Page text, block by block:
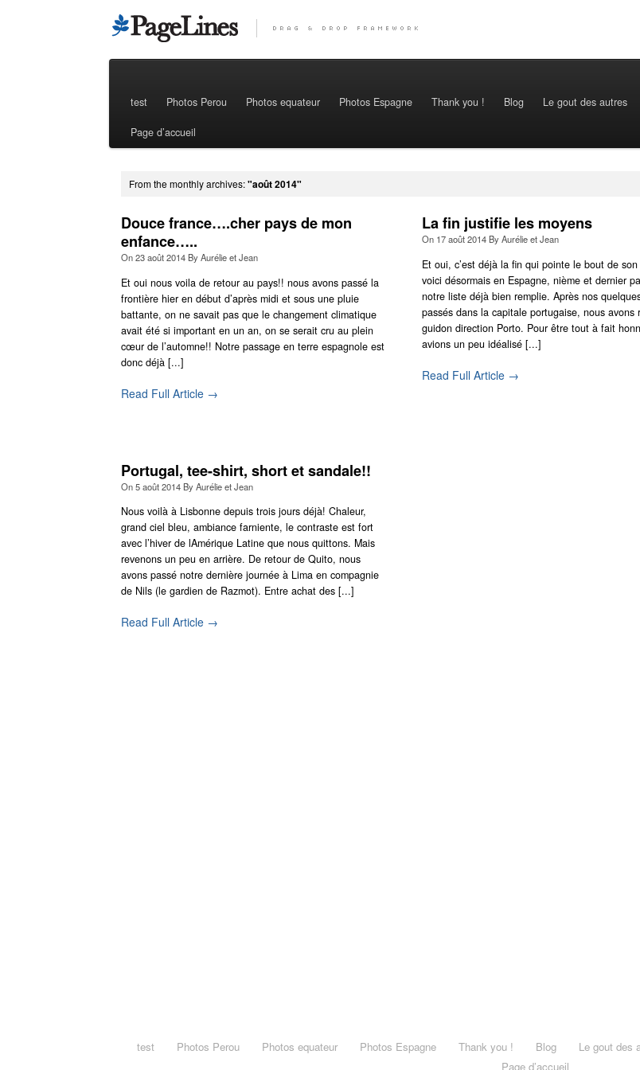
test Photos Perou Photos equateur Photos Espagne Thank you ! Blog Le gout des autres
Page d’accueil
From the monthly archives:"août 2014"
Douce france….cher pays de mon
enfance…..
On23 août 2014 ByAurélie et Jean
Et oui nous voila de retour au pays!! nous avons passé la
frontière hier en début d’après midi et sous une pluie
battante, on ne savait pas que le changement climatique
avait été si important en un an, on se serait cru au plein
cœur de l’automne!! Notre passage en terre espagnole est
donc déjà [...]
Read Full Article →
La fin justifie les moyens
On 17 août 2014 ByAurélie et Jean
Et oui, c’est déjà la fin qui pointe le bout de
voici désormais en Espagne, nième et dernier
notre liste déjà bien remplie. Après nos
passés dans la capitale portugaise, nous avons
guidon direction Porto. Pour être tout à fait
avions un peu idéalisé [...]
Read Full Article →
Portugal, tee-shirt, short et sandale!!
On5 août 2014 ByAurélie et Jean
Nous voilà à Lisbonne depuis trois jours déjà! Chaleur,
grand ciel bleu, ambiance farniente, le contraste est fort
avec l’hiver de lAmérique Latine que nous quittons. Mais
revenons un peu en arrière. De retour de Quito, nous
avons passé notre dernière journée à Lima en compagnie
de Nils (le gardien de Razmot). Entre achat des [...]
Read Full Article →
test Photos Perou Photos equateur Photos Espagne Thank you ! Blog Le gout des
Page d’accueil